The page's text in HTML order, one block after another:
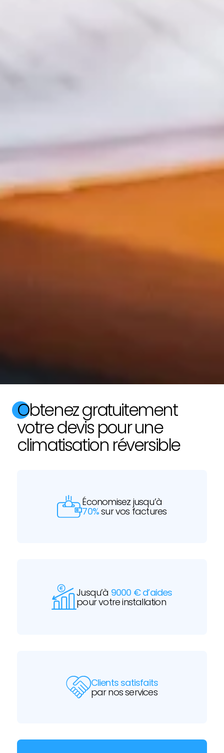
Obtenez gratuitement
votre devis pour une
climatisation réversible
Économisez jusqu’à
70%sur vos factures
Jusqu’à 9000 € d’aides
pour votre installation
Clients satisfaits
par nos services